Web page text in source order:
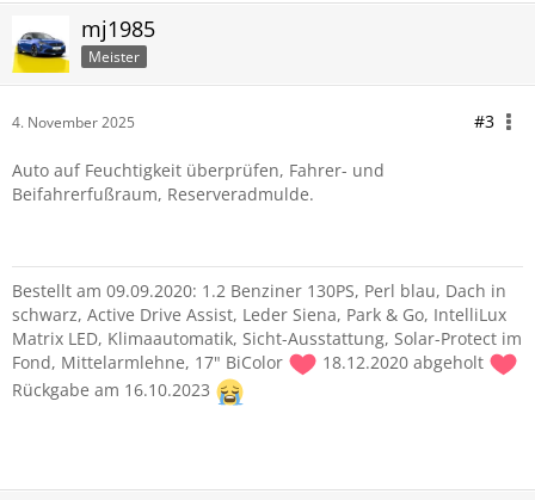
mj1985
Meister
4. November 2025 #3
Auto auf Feuchtigkeit überprüfen, Fahrer- und
Beifahrerfußraum, Reserveradmulde.
Bestellt am 09.09.2020: 1.2 Benziner 130PS, Perl blau, Dach in
schwarz, Active Drive Assist, Leder Siena, Park & Go, IntelliLux
Matrix LED, Klimaautomatik, Sicht-Ausstattung, Solar-Protect im
Fond, Mittelarmlehne, 17" BiColor
18.12.2020 abgeholt
Rückgabe am 16.10.2023